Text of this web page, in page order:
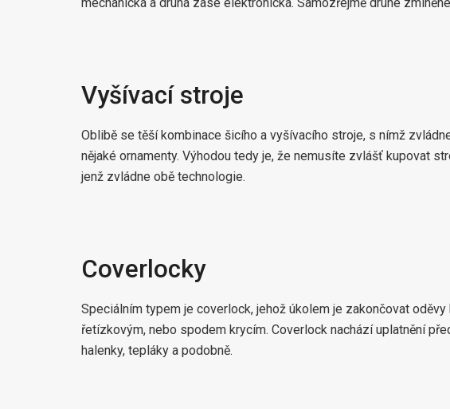
mechanická a druhá zase elektronická. Samozřejmě druhé
Vyšívací stroje
Oblibě se těší kombinace šicího a vyšívacího stroje, s nímž
nějaké ornamenty. Výhodou tedy je, že nemusíte zvlášť kupovat
jenž zvládne obě technologie.
Coverlocky
Speciálním typem je coverlock, jehož úkolem je zakončovat
řetízkovým, nebo spodem krycím. Coverlock nachází uplatnění
halenky, tepláky a podobně.